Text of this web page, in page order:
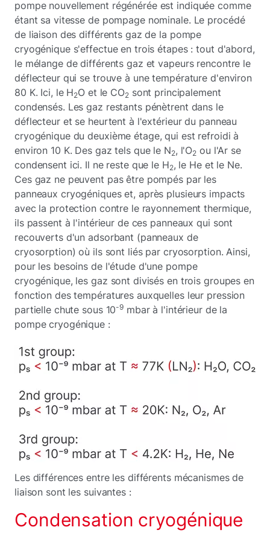
pompe nouvellement régénérée est indiquée comme
étant sa vitesse de pompage nominale. Le procédé
de liaison des différents gaz de la pompe
cryogénique s'effectue en trois étapes : tout d'abord,
le mélange de différents gaz et vapeurs rencontre le
déflecteur qui se trouve à une température d'environ
80 K. Ici, le H2O et le CO2sont principalement
condensés. Les gaz restants pénètrent dans le
déflecteur et se heurtent à l'extérieur du panneau
cryogénique du deuxième étage, qui est refroidi à
environ 10 K. Des gaz tels que le N2, l'O2 ou l'Ar se
condensent ici. Il ne reste que le H2, le He et le Ne.
Ces gaz ne peuvent pas être pompés par les
panneaux cryogéniques et, après plusieurs impacts
avec la protection contre le rayonnement thermique,
ils passent à l'intérieur de ces panneaux qui sont
recouverts d'un adsorbant (panneaux de
cryosorption) où ils sont liés par cryosorption. Ainsi,
pour les besoins de l'étude d'une pompe
cryogénique, les gaz sont divisés en trois groupes en
fonction des températures auxquelles leur pression
partielle chute sous 10-9 mbar à l'intérieur de la
pompe cryogénique :
Les différences entre les différents mécanismes de
liaison sont les suivantes :
Condensation cryogénique